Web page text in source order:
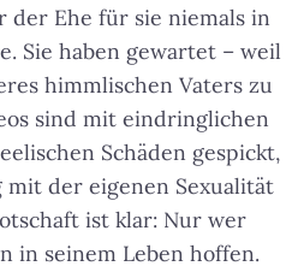
der Ehe für sie niemals in
Sie haben gewartet – weil
himmlischen Vaters zu
sind mit eindringlichen
Schäden gespickt,
mit der eigenen Sexualität
ist klar: Nur wer
in seinem Leben hoffen.